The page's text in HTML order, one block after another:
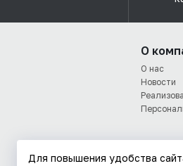
О
О нас
Новости
Для повышения удобства